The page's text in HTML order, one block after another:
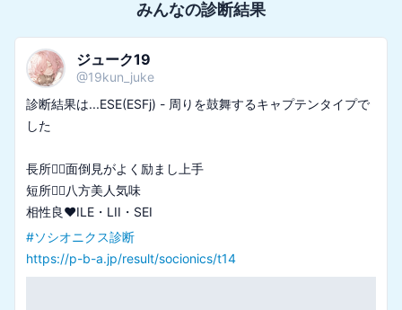
みんなの診断結果
ジューク19
@19kun_juke
診断結果は...ESE(ESFj) - 周りを鼓舞するキャプテンタイプで
した
長所🙆‍♀️面倒見がよく励まし上手
短所🙅‍♀️八方美人気味
#ソシオニクス診断
https://p-b-a.jp/result/socionics/t14